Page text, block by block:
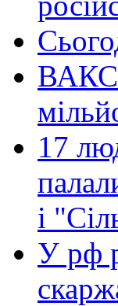
ВАКС
17
і
У рф